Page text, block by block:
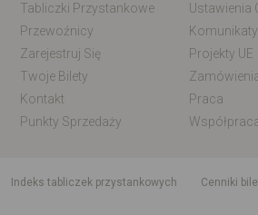
Tabliczki Przystankowe
Ustawienia
Przewoźnicy
Komunikaty
Zarejestruj Się
Projekty UE
Twoje Bilety
Kontakt
Praca
Punkty Sprzedaży
indeks tabliczek przystankowych
Cenniki